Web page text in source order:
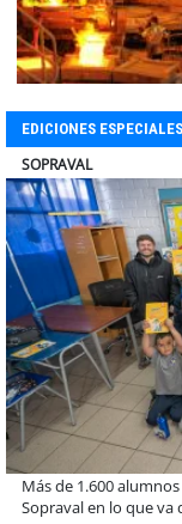
EDICIONES ESPECIALES
ULTRAPORT
Estudiantes de la
operación de